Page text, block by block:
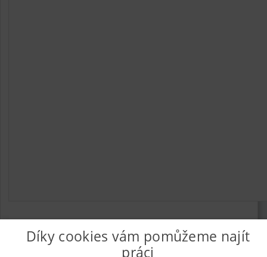
| Nabídka práce - zaměstnání
Díky cookies vám pomůžeme najít
práci